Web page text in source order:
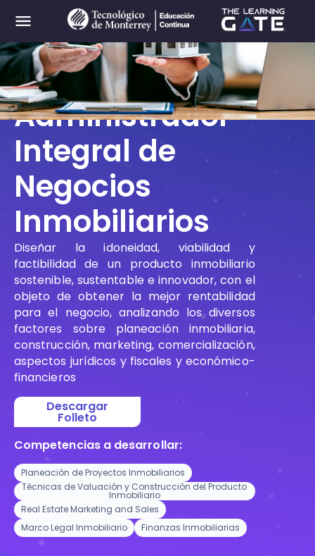
Certificado
Administrador
Integral de
Negocios
Inmobiliarios
Diseñar la idoneidad, viabilidad y
factibilidad de un producto inmobiliario
sostenible, sustentable e innovador, con el
objeto de obtener la mejor rentabilidad
para el negocio, analizando los diversos
factores sobre planeación inmobiliaria,
construcción, marketing, comercialización,
aspectos jurídicos y fiscales y económico-
financieros
Descargar
Folleto
Competencias a desarrollar:
Planeación de Proyectos Inmobiliarios
Técnicas de Valuación y Construcción del Producto
Inmobiliario
Real Estate Marketing and Sales
Marco Legal Inmobiliario
Finanzas Inmobiliarias